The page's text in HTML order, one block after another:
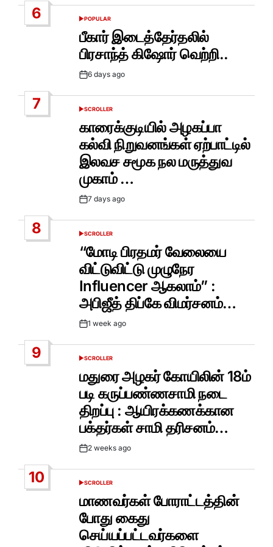
6
POSTED
POPULAR
பீகார் இடைத்தேர்தலில்
பிரசாந்த் கிஷோர் வெற்றி..
Post6 days ago
7
POSTED
SCROLLER
காரைக்குடியில் அழகப்பா
கல்வி நிறுவனங்கள் ஏற்பாட்டில்
இலவச சமூக நல மருத்துவ
முகாம் …
Post7 days ago
8
POSTED
SCROLLER
“மோடி பிரதமர் வேலையை
விட்டுவிட்டு முழுநேர
Influencer ஆகலாம்” :
அபிஜீத் திப்கே விமர்சனம்…
Post1 week ago
9
POSTED
SCROLLER
மதுரை அழகர் கோயிலின் 18ம்
படி கருப்பண்ணசாமி நடை
திறப்பு : ஆயிரக்கணக்கான
பக்தர்கள் சாமி தரிசனம்…
Post2 weeks ago
10
POSTED
SCROLLER
மாணவர்கள் போராட்டத்தின்
போது கைது
செய்யப்பட்டவர்களை